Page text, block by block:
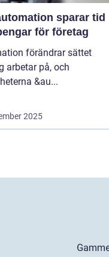
sparar tid
för företag
förändrar sättet
arbetar på, och
&au...
2025